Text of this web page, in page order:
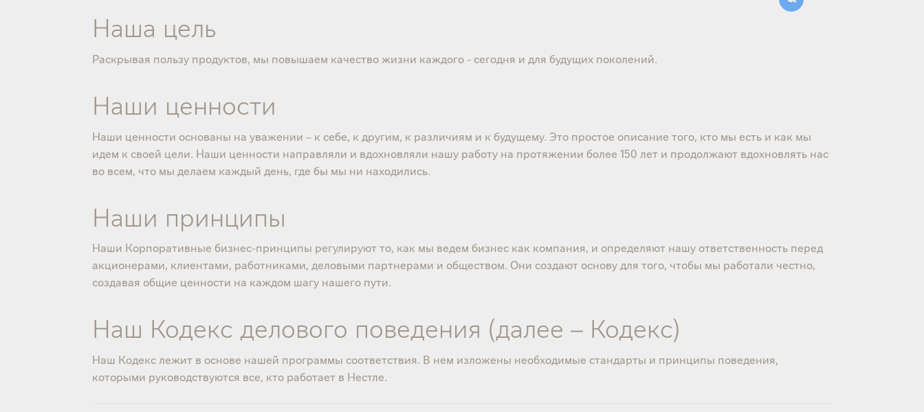
Наша цель
Раскрывая пользу продуктов, мы повышаем качество жизни каждого - сегодня и для будущих поколений.
Наши ценности
Наши ценности основаны на уважении – к себе, к другим, к различиям и к будущему. Это простое описание того, кто мы есть и как мы
идем к своей цели. Наши ценности направляли и вдохновляли нашу работу на протяжении более 150 лет и продолжают вдохновлять нас
во всем, что мы делаем каждый день, где бы мы ни находились.
Наши принципы
Наши Корпоративные бизнес-принципы регулируют то, как мы ведем бизнес как компания, и определяют нашу ответственность перед
акционерами, клиентами, работниками, деловыми партнерами и обществом. Они создают основу для того, чтобы мы работали честно,
создавая общие ценности на каждом шагу нашего пути.
Наш Кодекс делового поведения (далее – Кодекс)
Наш Кодекс лежит в основе нашей программы соответствия. В нем изложены необходимые стандарты и принципы поведения,
которыми руководствуются все, кто работает в Нестле.